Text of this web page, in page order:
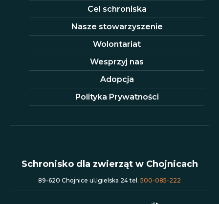
Cel schroniska
Nasze stowarzyszenie
Wolontariat
Wesprzyj nas
Adopcja
Polityka Prywatności
Schronisko dla zwierząt w Chojnicach
89-620 Chojnice ul.Igielska 24 tel. 500-085-222